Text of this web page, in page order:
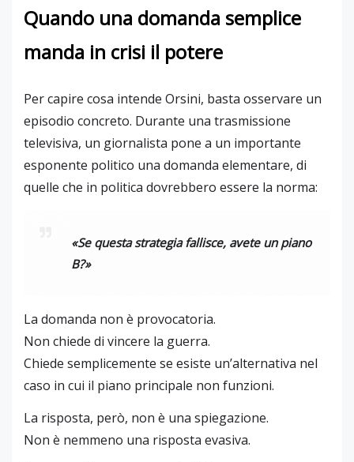
Quando una domanda semplice
manda in crisi il potere
Per capire cosa intende Orsini, basta osservare un
episodio concreto. Durante una trasmissione
televisiva, un giornalista pone a un importante
esponente politico una domanda elementare, di
quelle che in politica dovrebbero essere la norma:
«Se questa strategia fallisce, avete un piano
B?»
La domanda non è provocatoria.
Non chiede di vincere la guerra.
Chiede semplicemente se esiste un’alternativa nel
caso in cui il piano principale non funzioni.
La risposta, però, non è una spiegazione.
Non è nemmeno una risposta evasiva.